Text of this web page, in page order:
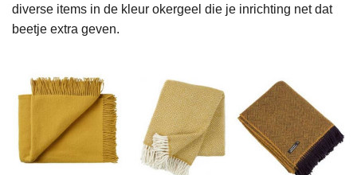
diverse items in de kleur okergeel die je inrichting net dat
beetje extra geven.